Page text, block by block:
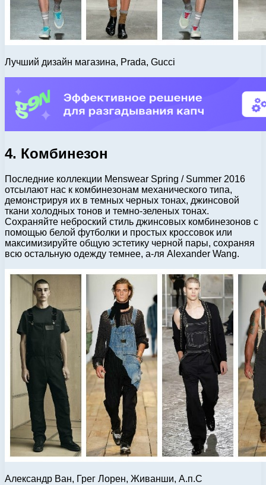
Лучший дизайн магазина, Prada, Gucci
4. Комбинезон
Последние коллекции Menswear Spring / Summer 2016
отсылают нас к комбинезонам механического типа,
демонстрируя их в темных черных тонах, джинсовой
ткани холодных тонов и темно-зеленых тонах.
Сохраняйте неброский стиль джинсовых комбинезонов с
помощью белой футболки и простых кроссовок или
максимизируйте общую эстетику черной пары, сохраняя
всю остальную одежду темнее, а-ля Alexander Wang.
Александр Ван, Грег Лорен, Живанши, А.п.C